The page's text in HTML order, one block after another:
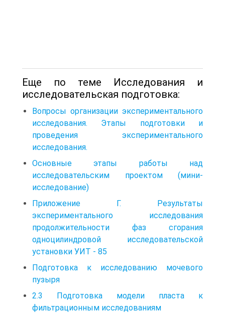
Еще по теме Исследования и
исследовательская подготовка:
Вопросы организации экспериментального
исследования. Этапы подготовки и
проведения экспериментального
исследования.
Основные этапы работы над
исследовательским проектом (мини-
исследование)
Приложение Г. Результаты
экспериментального исследования
продолжительности фаз сгорания
одноцилиндровой исследовательской
установки УИТ - 85
Подготовка к исследованию мочевого
пузыря
2.3 Подготовка модели пласта к
фильтрационным исследованиям